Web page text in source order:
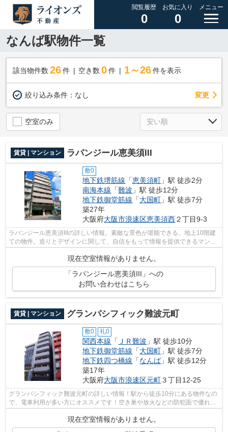
閲覧履歴
0
お気に入り
0
メニュー
なんば駅物件一覧
該当物件数 26件 空き数 0 件 1～26 件を表示
絞り込み条件： なし 変更
空室のみ
賃貸 | マンション ラパンジール恵美須III
敷0
地下鉄堺筋線 「恵美須町 」駅 徒歩2分
南海本線 「難波 」駅 徒歩12分
地下鉄御堂筋線 「大国町 」駅 徒歩7分
築27年
大阪府大阪市浪速区恵美須西２丁目9-3
ラパンジール恵美須IIIの詳しい情報。素敵な景色が堪能できる、地上10階建
ての物件。造りとデザインに関して、自信をもって情報を提供できるマンシ
現在空室情報がありません。
「ラパンジール恵美須III」への
お問い合わせはこちら
賃貸 | マンション グランパシフィック難波元町
敷0 礼0
関西本線 「 ＪＲ難波 」駅 徒歩10分
地下鉄御堂筋線 「大国町 」駅 徒歩7分
地下鉄四つ橋線 「なんば」駅 徒歩12分
築17年
大阪府大阪市浪速区元町３丁目12-25
グランパシフィック難波元町の詳しい情報！駅から徒歩10分にある物件なの
で、電車利用が多い方にオススメです！空き巣や放火などの防犯面で優れて
現在空室情報がありません。